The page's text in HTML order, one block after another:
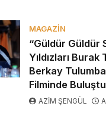
MAGAZIN
“Güldür Güldür
Yıldızları
Berkay
Filminde Buluştu
AZİM ŞENGÜL